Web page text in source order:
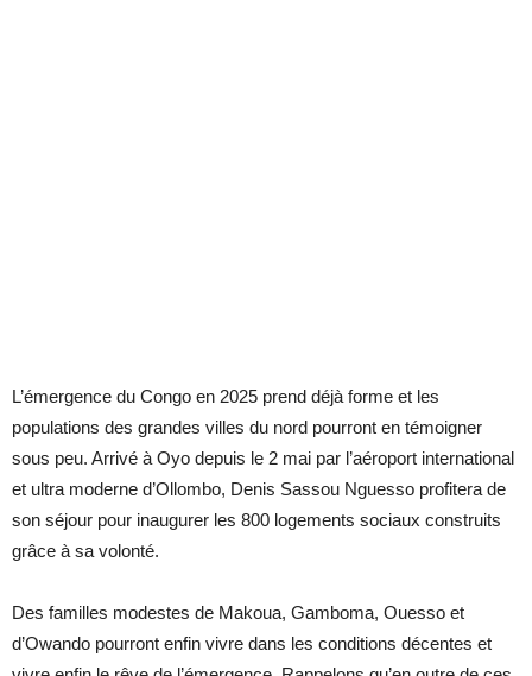
L’émergence du Congo en 2025 prend déjà forme et les
populations des grandes villes du nord pourront en témoigner
sous peu. Arrivé à Oyo depuis le 2 mai par l’aéroport international
et ultra moderne d’Ollombo, Denis Sassou Nguesso profitera de
son séjour pour inaugurer les 800 logements sociaux construits
grâce à sa volonté.
Des familles modestes de Makoua, Gamboma, Ouesso et
d’Owando pourront enfin vivre dans les conditions décentes et